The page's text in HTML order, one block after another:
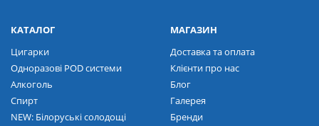
КАТАЛОГ
Цигарки
Одноразові POD системи
Алкоголь
Спирт
NEW: Білоруські солодощі
МАГАЗИН
Доставка та оплата
Клієнти про нас
Блог
Галерея
Бренди